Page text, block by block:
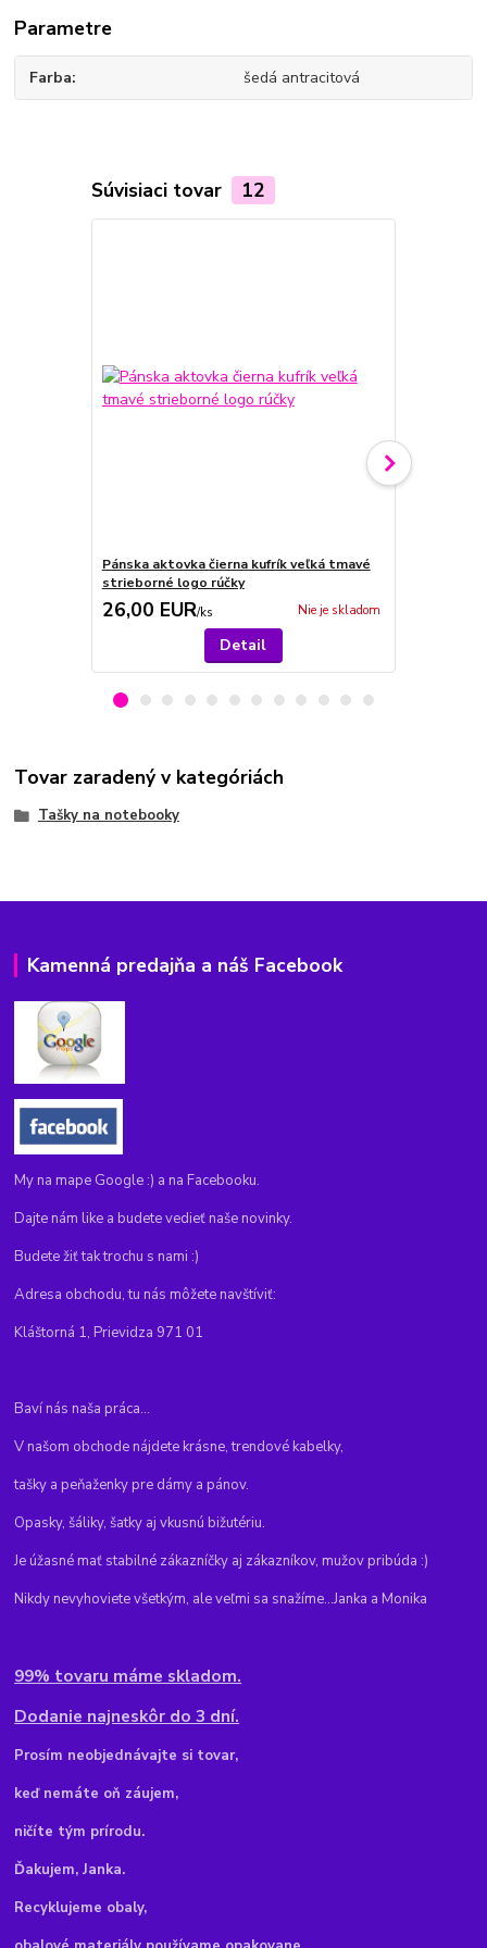
Parametre
Farba šedá antracitová
Súvisiaci tovar 12
Pánska aktovka čierna kufrík veľká tmavé
strieborné logo rúčky
26,00 EUR/ks Nie je skladom
Detail
Tovar zaradený v kategóriách
Tašky na notebooky
Kamenná predajňa a náš Facebook
My na mape Google :) a na Facebooku.
Dajte nám like a budete vedieť naše novinky.
Budete žiť tak trochu s nami :)
Adresa obchodu, tu nás môžete navštíviť:
Kláštorná 1, Prievidza 971 01
Baví nás naša práca...
V našom obchode nájdete krásne, trendové kabelky,
tašky a peňaženky pre dámy a pánov.
Opasky, šáliky, šatky aj vkusnú bižutériu.
Je úžasné mať stabilné zákazníčky aj zákazníkov, mužov pribúda :)
Nikdy nevyhoviete všetkým, ale veľmi sa snažíme...Janka a Monika
99% tovaru máme skladom.
Dodanie najneskôr do 3 dní.
Prosím neobjednávajte si tovar,
keď nemáte oň záujem,
ničíte tým prírodu.
Ďakujem, Janka.
Recyklujeme obaly,